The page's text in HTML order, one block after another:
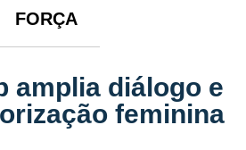
FORÇA
amplia diálogo e
feminina